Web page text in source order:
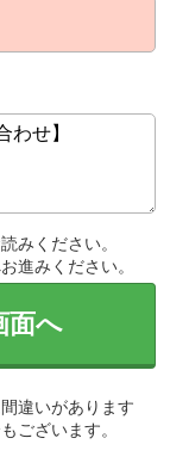
みください。
進みください。
面へ
違いがあります
ございます。